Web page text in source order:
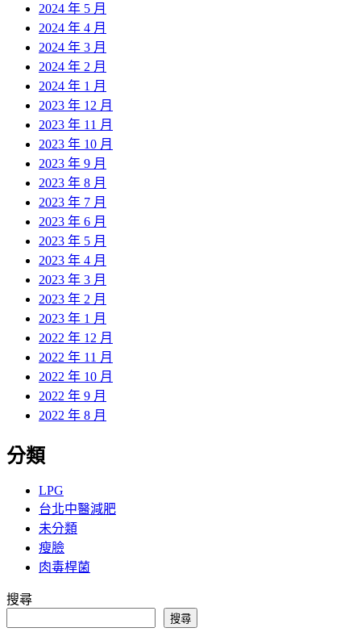
2024 年 5 月
2024 年 4 月
2024 年 3 月
2024 年 2 月
2024 年 1 月
2023 年 12 月
2023 年 11 月
2023 年 10 月
2023 年 9 月
2023 年 8 月
2023 年 7 月
2023 年 6 月
2023 年 5 月
2023 年 4 月
2023 年 3 月
2023 年 2 月
2023 年 1 月
2022 年 12 月
2022 年 11 月
2022 年 10 月
2022 年 9 月
2022 年 8 月
分類
LPG
台北中醫減肥
未分類
瘦臉
肉毒桿菌
搜尋
搜尋